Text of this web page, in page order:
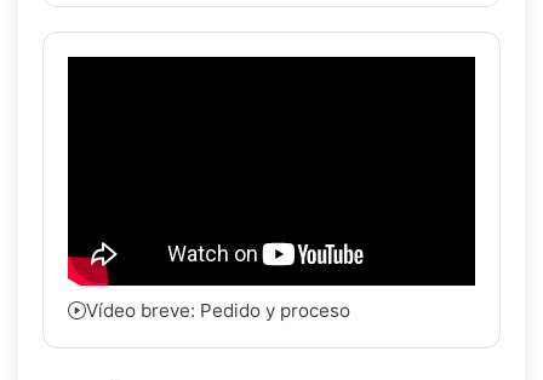
Vídeo breve: Pedido y proceso